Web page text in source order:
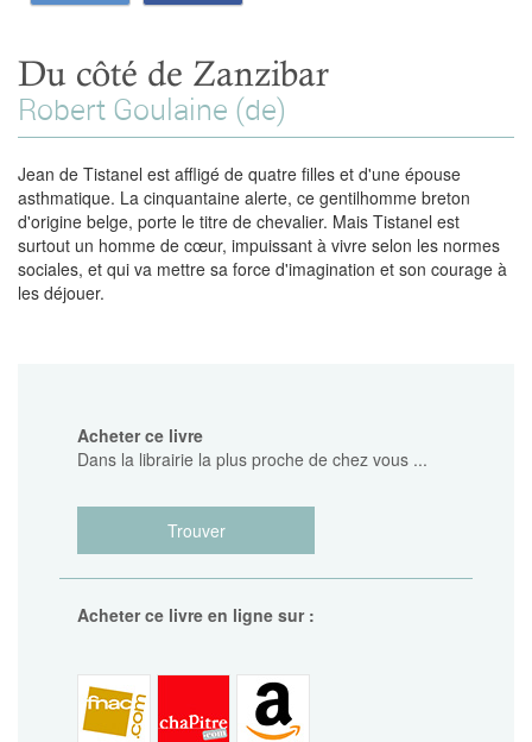
Du côté de Zanzibar
Robert Goulaine (de)
Jean de Tistanel est affligé de quatre filles et d'une épouse
asthmatique. La cinquantaine alerte, ce gentilhomme breton
d'origine belge, porte le titre de chevalier. Mais Tistanel est
surtout un homme de cœur, impuissant à vivre selon les normes
sociales, et qui va mettre sa force d'imagination et son courage à
les déjouer.
Acheter ce livre
Dans la librairie la plus proche de chez vous ...
Trouver
Acheter ce livre en ligne sur :